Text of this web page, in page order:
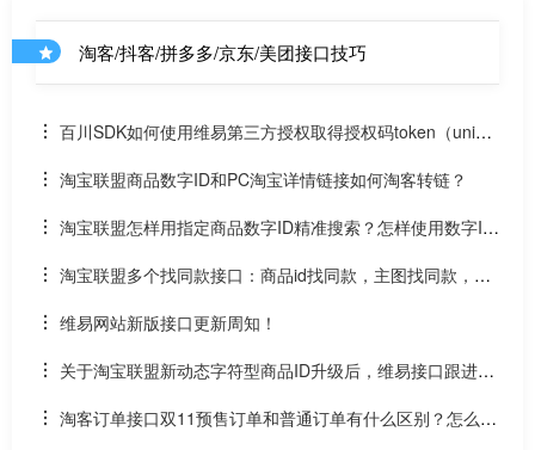
淘客/抖客/拼多多/京东/美团接口技巧
百川SDK如何使用维易第三方授权取得授权码token（uniap
p）淘宝联盟商品数字ID和PC淘宝详情链接如何淘客转链？
淘宝联盟怎样用指定商品数字ID精准搜索？怎样使用数字ID
和场景ID2转链？
淘宝联盟多个找同款接口：商品id找同款，主图找同款，SK
U找同款
维易网站新版接口更新周知！
关于淘宝联盟新动态字符型商品ID升级后，维易接口跟进情
况和API调用说明
淘客订单接口双11预售订单和普通订单有什么区别？怎么区